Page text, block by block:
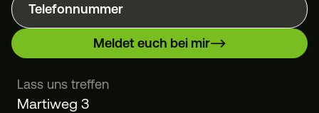
Lass uns treffen
Martiweg 3
Telefonnummer
Meldet euch bei mir